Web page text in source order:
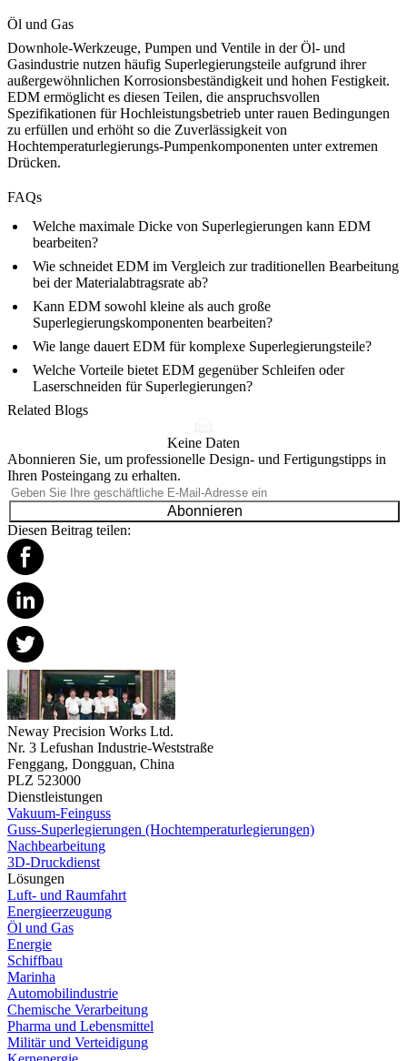
Öl und Gas
Downhole-Werkzeuge, Pumpen und Ventile in der Öl- und
Gasindustrie nutzen häufig Superlegierungsteile aufgrund ihrer
außergewöhnlichen Korrosionsbeständigkeit und hohen Festigkeit.
EDM ermöglicht es diesen Teilen, die anspruchsvollen
Spezifikationen für Hochleistungsbetrieb unter rauen Bedingungen
zu erfüllen und erhöht so die Zuverlässigkeit von
Hochtemperaturlegierungs-Pumpenkomponenten unter extremen
Drücken.
FAQs
Welche maximale Dicke von Superlegierungen kann EDM
bearbeiten?
Wie schneidet EDM im Vergleich zur traditionellen Bearbeitung
bei der Materialabtragsrate ab?
Kann EDM sowohl kleine als auch große
Superlegierungskomponenten bearbeiten?
Wie lange dauert EDM für komplexe Superlegierungsteile?
Welche Vorteile bietet EDM gegenüber Schleifen oder
Laserschneiden für Superlegierungen?
Related Blogs
Keine Daten
Abonnieren Sie, um professionelle Design- und Fertigungstipps in
Ihren Posteingang zu erhalten.
Abonnieren
Diesen Beitrag teilen:
Neway Precision Works Ltd.
Nr. 3 Lefushan Industrie-Weststraße
Fenggang, Dongguan, China
PLZ 523000
Dienstleistungen
Vakuum-Feinguss
Guss-Superlegierungen (Hochtemperaturlegierungen)
Nachbearbeitung
3D-Druckdienst
Lösungen
Luft- und Raumfahrt
Energieerzeugung
Öl und Gas
Energie
Schiffbau
Marinha
Automobilindustrie
Chemische Verarbeitung
Pharma und Lebensmittel
Militär und Verteidigung